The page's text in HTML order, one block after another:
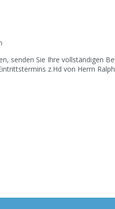
senden Sie Ihre vollständigen
z.Hd von Herrn